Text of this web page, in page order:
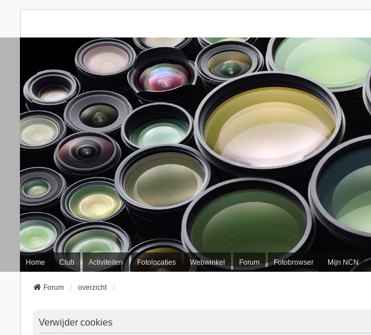
Home Club Activiteiten Fotolocaties Webwinkel Forum Fotobrowser Mijn NCN
Forum overzicht
Verwijder cookies